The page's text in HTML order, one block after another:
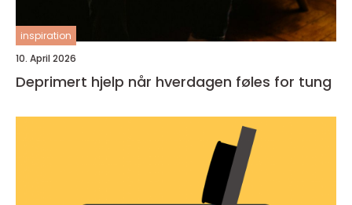
inspiration
10. April 2026
Deprimert hjelp når hverdagen føles for tung